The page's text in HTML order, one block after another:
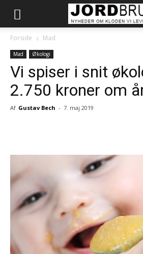
Forside Mad
Mad Økologi
Vi spiser i snit
2.750 kroner om
Af Gustav Bech - 7. maj 2019